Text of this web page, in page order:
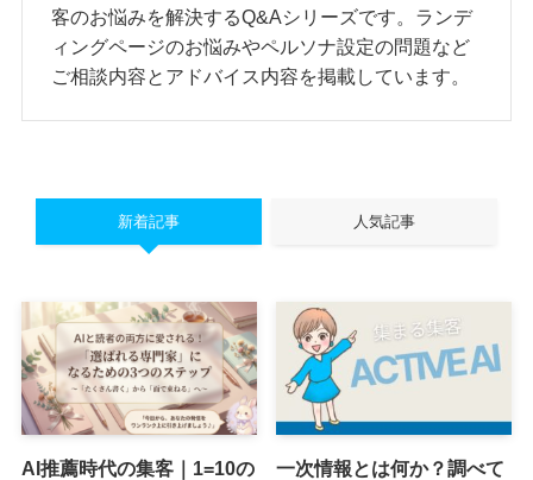
客のお悩みを解決するQ&Aシリーズです。ランデ
ィングページのお悩みやペルソナ設定の問題など
ご相談内容とアドバイス内容を掲載しています。
新着記事 人気記事
AI推薦時代の集客｜1=10の
一次情報とは何か？調べて